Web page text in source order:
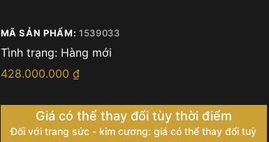
MÃ SẢN PHẨM: 1539033
Tình trạng: Hàng mới
428.000.000 ₫
Giá có thể thay đổi tùy thời điểm
Đối với trang sức - kim cương: giá có thể thay đổi tuỳ